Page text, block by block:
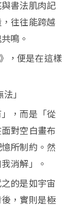
書法肌肉記
往往能跨越
鳴。
，便是在這樣
」
，而是「從
對空白畫布
所制約。然
消解」。
的是如宇宙
，實則是極